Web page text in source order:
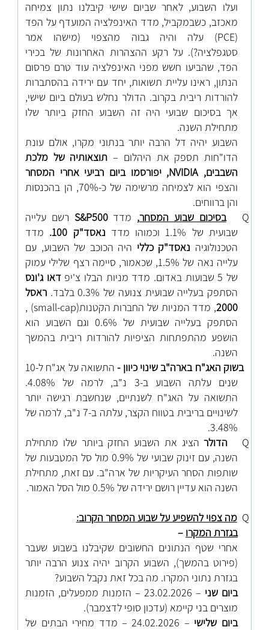
ועלו השבוע, לאחר שביום שישי קיבלנו נתון צמיחה
מאכזב, כשבמקביל, מדד האינפלציה המועדף על הפד
(
PCE) עלה והיה גבוה מהצפוי (מישהו אמר
סטגפלציה?). על רקע ההצהרות האחרונות של בכירי
הפד, שהביעו חשש מפני האינפלציה עוד טרם פרסום
הנתון, ראינו עליית תשואות, יחד עם ירידה בהסתברות
להורדות ריבית בקרוב. הדולר נחלש בעולם ביום שישי,
אך בסיכום שבועי היה זה השבוע החזק ביותר שלו
מתחילת השנה.
השבוע יהיה דל הרבה יותר בנתוני מקרו, אולם עונת
הדו"חות תספק את היהלום – תוצאותיה של מלכת
השבבים,NVIDIA, יפורסמו ביום רביעי אחרי המסחר
והצפי הוא לצמיחה מרשימה של כ-70%, הן בהכנסות
והן ברווחים.
Q
בסיכום שבוע המסחר, מדדS&P500 רשם עלייה
שבועית של 1.1% וכמוהו מדד
נאסד"ק 100.
מדד
הטכנולוגיה נאסד"ק כללי היה הכוכב של השבוע, עם
עלייה נאה של 1.5%, שכאמור, סיימה רצף שלילי עמוק
של 5 שבועות באדום. מדד מניות הבלו צ'יפ
דאו ג'ונס
הסתפק בעלייה שבועית צנועה של 0.3% בלבד.
ראסל
2000, מדד המניות של החברות הקטנות
(small-cap) ,
הסתפק בעלייה שבועית של 0.6% וגם השבוע הוא
הושפע מהתפתחות הציפיות להורדות ריבית בהמשך
השנה.
בשוק האג"ח בארה"ב שינוי כיוון -
התשואה על אג"ח ל-10
שנים עלתה השבוע ב-3 נ"ב, לרמה של 4.08%.
התשואה על האג"ח לשנתיים, שנחשבת רגישה יותר
לשינויים בריבית בטווח הקצר, עלתה ב-7 נ"ב, לרמה של
3.48%.
Q
הדולרהציג את השבוע החזק ביותר שלו מתחילת
השנה, עם זינוק שבועי של 0.9% מול סל המטבעות של
שותפות הסחר העיקריות של ארה"ב. עם זאת, מתחילת
השנה הוא עדיין רושם ירידה של 0.5% מול הסל האמור.
Q מה צפוי להשפיע על שבוע המסחר הקרוב:
בגזרת המקרו –
אחרי שטף הנתונים החשובים שקיבלנו בשבוע שעבר
(פירוט בהמשך), השבוע הקרוב יהיה צנוע הרבה יותר
בגזרת נתוני המקרו. מה בכל זאת נקבל השבוע?
ביום שני
– 23.02.2026 – הזמנות ממפעלים, הזמנות
מוצרים בני קיימא (עדכון סופי לדצמבר).
ביום שלישי
– 24.02.2026 – מדד מחירי הבתים של